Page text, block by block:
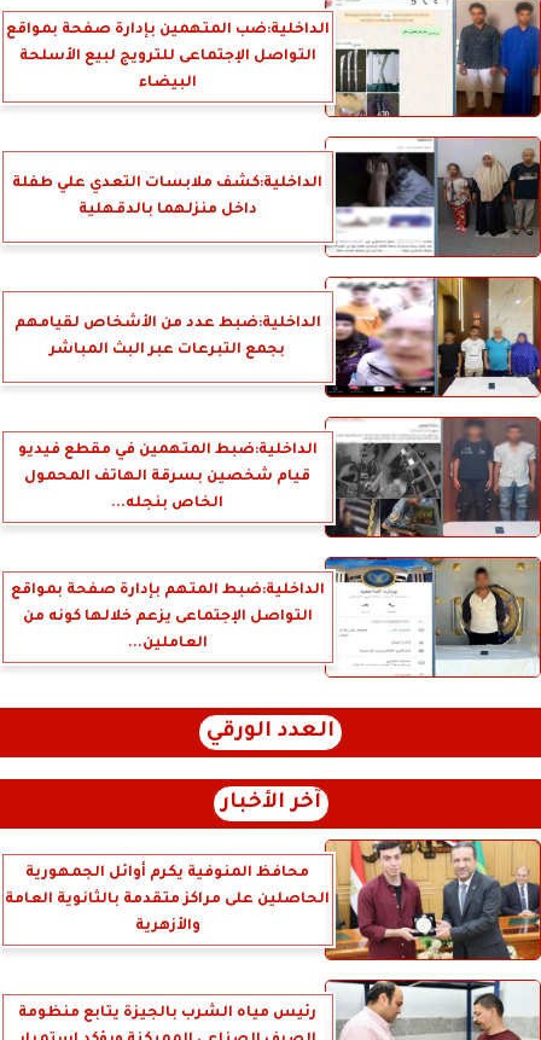
الداخلية:ضب المتهمين بإدارة صفحة بمواقع
التواصل الإجتماعى للترويج لبيع الأسلحة
البيضاء
الداخلية:كشف ملابسات التعدي علي طفلة
داخل منزلهما بالدقهلية
الداخلية:ضبط عدد من الأشخاص لقيامهم
بجمع التبرعات عبر البث المباشر
الداخلية:ضبط المتهمين في مقطع فيديو
قيام شخصين بسرقة الهاتف المحمول
الخاص بنجله...
الداخلية:ضبط المتهم بإدارة صفحة بمواقع
التواصل الإجتماعى يزعم خلالها كونه من
العاملين...
العدد الورقي
آخر الأخبار
محافظ المنوفية يكرم أوائل الجمهورية
الحاصلين على مراكز متقدمة بالثانوية العامة
والأزهرية
رئيس مياه الشرب بالجيزة يتابع منظومة